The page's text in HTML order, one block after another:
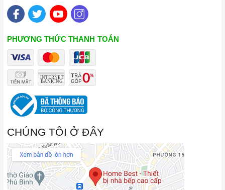
PHƯƠNG THỨC THANH TOÁN
CHÚNG TÔI Ở ĐÂY